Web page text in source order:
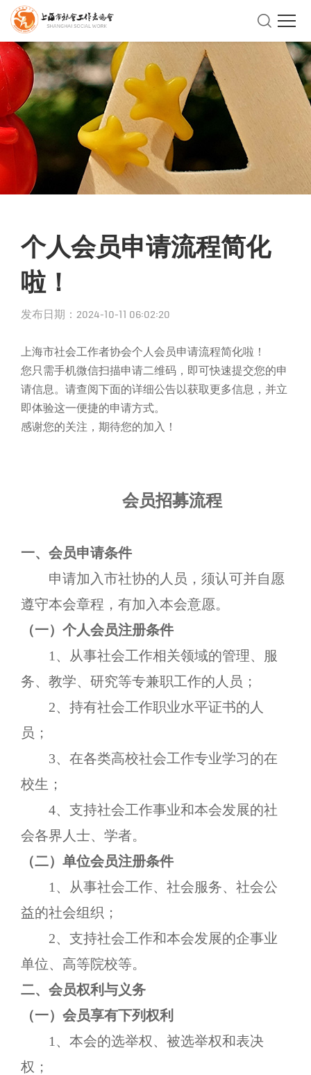
个人会员申请流程简化
啦！
发布日期：2024-10-11 06:02:20
上海市社会工作者协会个人会员申请流程简化啦 ！
您只需手机微信扫描申请二维码，即可快速提交您的申
请信息。请查阅下面的详细公告以获取更多信息，并立
即体验这一便捷的申请方式。
感谢您的关注，期待您的加入！
会员招募流程
一、会员申请条件
申请加入市社协的人员 ， 须认可并自愿
遵守本会章程，有加入本会意愿。
（一）个人会员注册条件
1、从事社会工作相关领域的管理、服
务、教学、研究等专兼职工作的人员；
2、持有社会工作职业水平证书的人
员；
3、在各类高校社会工作专业学习的在
校生；
4、支持社会工作事业和本会发展的社
会各界人士、学者。
（二）单位会员注册条件
1、从事社会工作、社会服务、社会公
益的社会组织；
2、支持社会工作和本会发展的企事业
单位、 高等院校等。
二、会员权利与义务
（一）会员享有下列权利
1、 本会的选举权、被选举权和表决
权；